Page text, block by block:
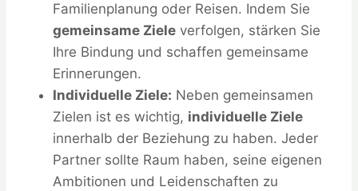
Familienplanung oder Reisen. Indem Sie
gemeinsame Ziele verfolgen, stärken Sie
Ihre Bindung und schaffen gemeinsame
Erinnerungen.
Individuelle Ziele: Neben gemeinsamen
Zielen ist es wichtig, individuelle Ziele
innerhalb der Beziehung zu haben. Jeder
Partner sollte Raum haben, seine eigenen
Ambitionen und Leidenschaften zu